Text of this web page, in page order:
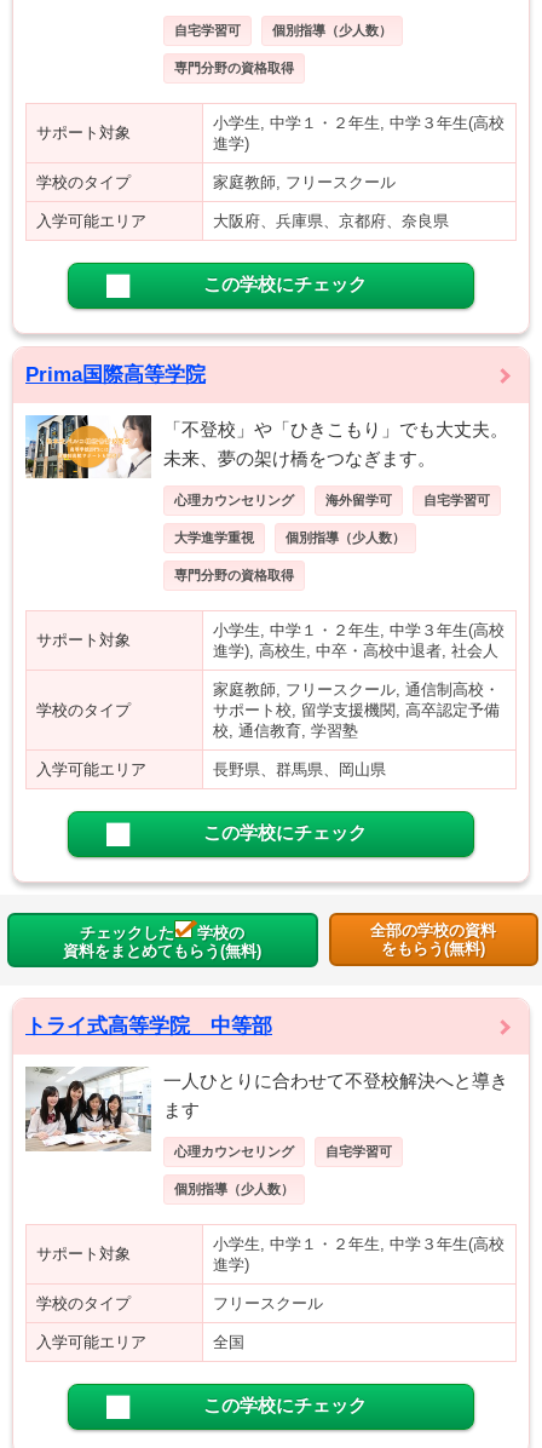
自宅学習可 個別指導（少人数）
専門分野の資格取得
サポート対象
小学生, 中学１・２年生, 中学３年生(高校
進学)
学校のタイプ 家庭教師, フリースクール
入学可能エリア 大阪府、兵庫県、京都府、奈良県
この学校にチェック
Prima国際高等学院
「不登校」や「ひきこもり」でも大丈夫。
未来、夢の架け橋をつなぎます。
心理カウンセリング 海外留学可 自宅学習可
大学進学重視 個別指導（少人数）
専門分野の資格取得
サポート対象
小学生, 中学１・２年生, 中学３年生(高校
進学), 高校生, 中卒・高校中退者, 社会人
学校のタイプ
家庭教師, フリースクール, 通信制高校・
サポート校, 留学支援機関, 高卒認定予備
校, 通信教育, 学習塾
入学可能エリア 長野県、群馬県、岡山県
この学校にチェック
チェックした
学校の
資料をまとめてもらう(無料)
全部の学校の資料
をもらう(無料)
トライ式高等学院 中等部
一人ひとりに合わせて不登校解決へと導き
ます
心理カウンセリング 自宅学習可
個別指導（少人数）
サポート対象
小学生, 中学１・２年生, 中学３年生(高校
進学)
学校のタイプ フリースクール
入学可能エリア 全国
この学校にチェック